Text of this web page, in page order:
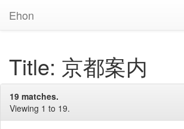
Ehon
Title: 京都案内
19 matches.
Viewing 1 to 19.